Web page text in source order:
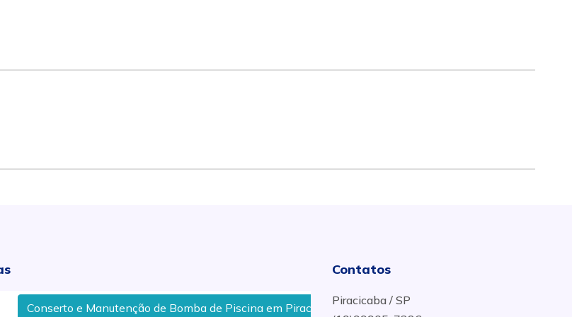
Conserto e Manutenção de Bomba de Piscina em Piracicaba Onde Consertar Ferramentas Elétricas,
Contatos
Piracicaba / SP